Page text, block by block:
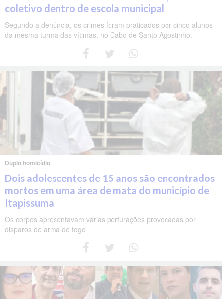
coletivo dentro de escola municipal
Segundo a denúncia, os crimes foram praticados por cinco alunos
da mesma turma das vítimas, no Cabo de Santo Agostinho.
Duplo homicídio
Dois adolescentes de 15 anos são encontrados
mortos em uma área de mata do município de
Itapissuma
Os corpos apresentavam várias perfurações provocadas por
disparos de arma de fogo